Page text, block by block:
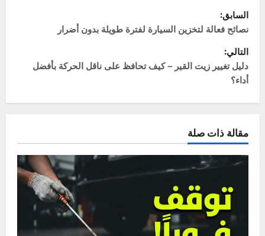
Administrator
ميكانيكي سيارات بخبرة تزيد عن 20 عاماً، وشغوف
بكل ما يتعلق بعالم المحركات. أسست "سيارتي"
لأشاركك خبرتي العملية، وأساعدك على فهم لغة